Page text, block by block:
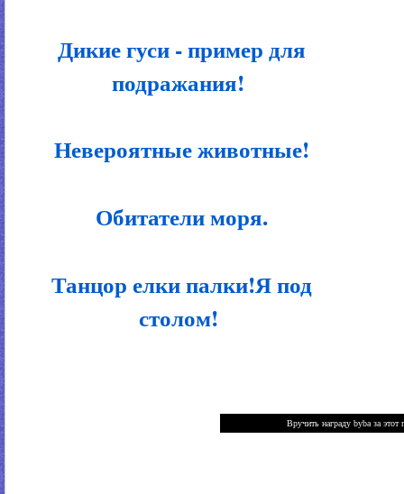
Дикие гуси - пример для
подражания!
Невероятные животные!
Обитатели моря.
Танцор елки палки!Я под
столом!